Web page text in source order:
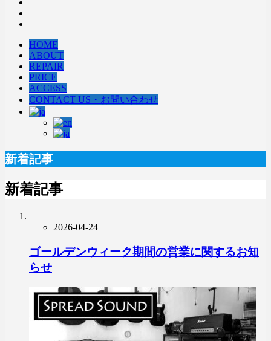
HOME
ABOUT
REPAIR
PRICE
ACCESS
CONTACT US・お問い合わせ
新着記事
新着記事
2026-04-24
ゴールデンウィーク期間の営業に関するお知
らせ